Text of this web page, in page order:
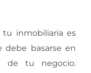
tu inmobiliaria es
debe basarse en
de tu negocio.